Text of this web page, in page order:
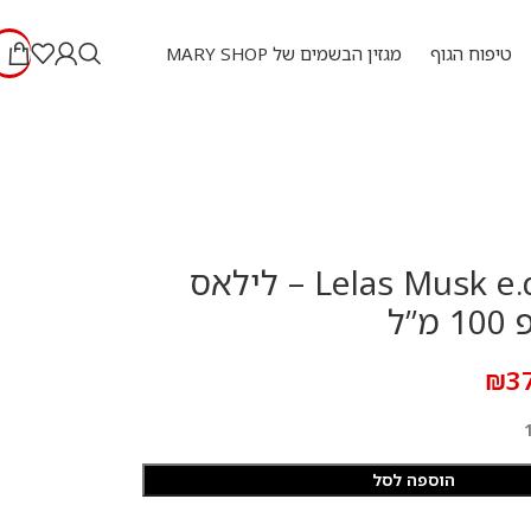
טיפוח הגוף מגזין הבשמים של MARY SHOP
Lelas Musk e.d.p 100 ml – לילאס
₪
הוספה לסל